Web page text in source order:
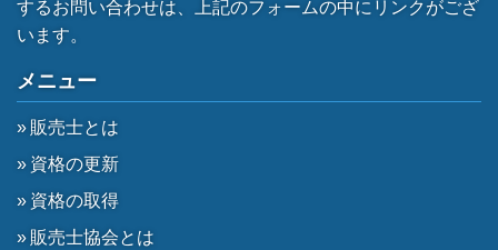
するお問い合わせは、上記のフォームの中にリンクがござ
います。
メニュー
販売士とは
資格の更新
資格の取得
販売士協会とは